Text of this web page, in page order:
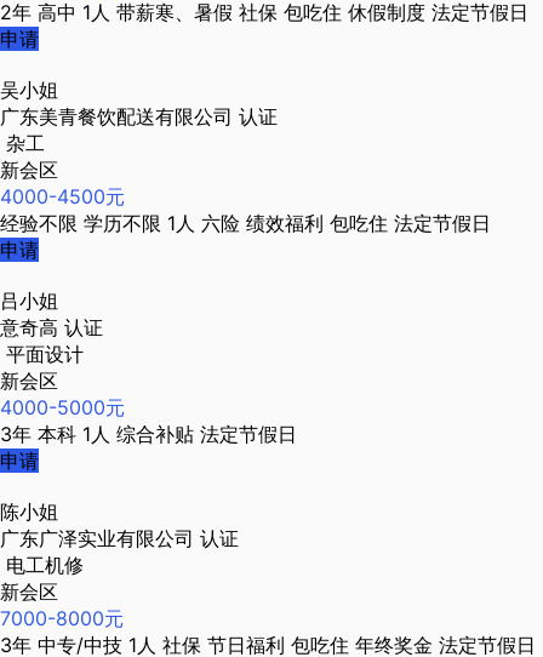
2年 高中 1人 带薪寒、暑假 社保 包吃住 休假制度 法定节假日
申请
吴小姐
广东美青餐饮配送有限公司 认证
杂工
新会区
4000-4500元
经验不限 学历不限 1人 六险 绩效福利 包吃住 法定节假日
申请
吕小姐
意奇高 认证
平面设计
新会区
4000-5000元
3年 本科 1人 综合补贴 法定节假日
申请
陈小姐
广东广泽实业有限公司 认证
电工机修
新会区
7000-8000元
3年 中专/中技 1人 社保 节日福利 包吃住 年终奖金 法定节假日